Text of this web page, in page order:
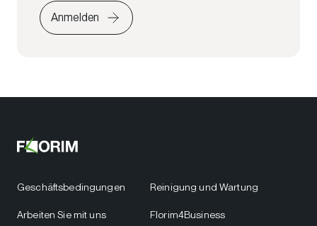
Anmelden
Geschäftsbedingungen
Arbeiten Sie mit uns
Reinigung und Wartung
Florim4Business